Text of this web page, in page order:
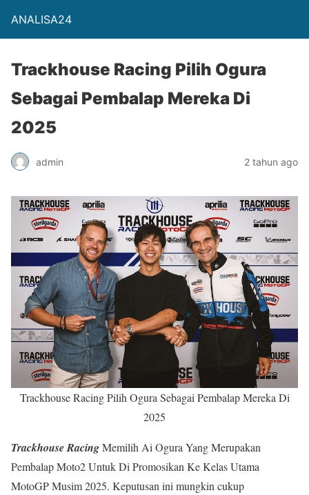
ANALISA24
Trackhouse Racing Pilih Ogura
Sebagai Pembalap Mereka Di
2025
admin 2 tahun ago
Trackhouse Racing Pilih Ogura Sebagai Pembalap Mereka Di
2025
Trackhouse RacingMemilih Ai Ogura Yang Merupakan
Pembalap Moto2 Untuk Di Promosikan Ke Kelas Utama
MotoGP Musim 2025. Keputusan ini mungkin cukup